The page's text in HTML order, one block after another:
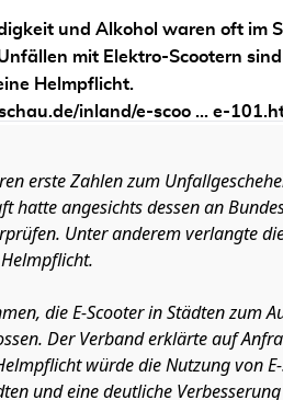
und Alkohol waren oft im
mit Elektro-Scootern
Helmpflicht.
inland/e-scoo ... e-
erste Zahlen zum
hatte angesichts dessen an
Unter anderem verlangte
die E-Scooter in Städten zum
Der Verband erklärte auf
würde die Nutzung von
und eine deutliche